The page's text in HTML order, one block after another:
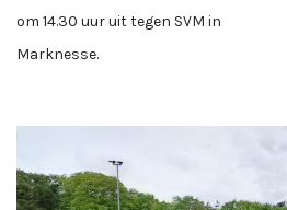
om 14.30 uur uit tegen SVM in
Marknesse.